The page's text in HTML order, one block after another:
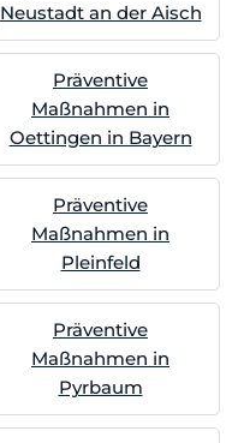
Neustadt an der Aisch
Präventive
Maßnahmen in
Oettingen in Bayern
Präventive
Maßnahmen in
Pleinfeld
Präventive
Maßnahmen in
Pyrbaum